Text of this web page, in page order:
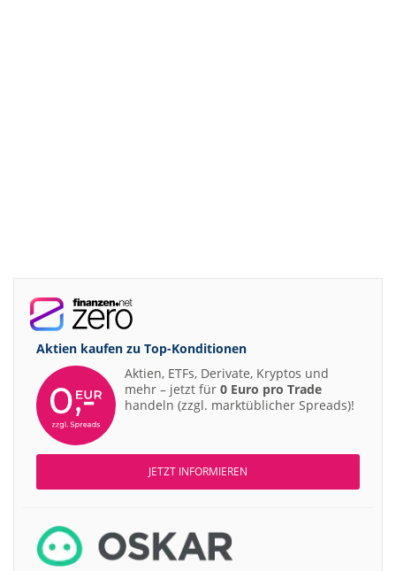
Aktien kaufen zu Top-Konditionen
Aktien, ETFs, Derivate, Kryptos und
mehr – jetzt für 0 Euro pro Trade
handeln (zzgl. marktüblicher Spreads)!
JETZT INFORMIEREN